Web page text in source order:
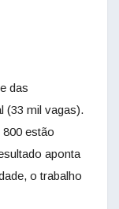
das
(33 mil vagas).
estão
aponta
o trabalho